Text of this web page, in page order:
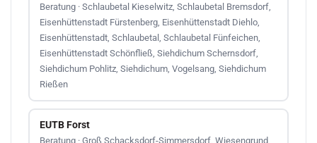
Beratung · Schlaubetal Kieselwitz, Schlaubetal Bremsdorf,
Eisenhüttenstadt Fürstenberg, Eisenhüttenstadt Diehlo,
Eisenhüttenstadt, Schlaubetal, Schlaubetal Fünfeichen,
Eisenhüttenstadt Schönfließ, Siehdichum Schernsdorf,
Siehdichum Pohlitz, Siehdichum, Vogelsang, Siehdichum
Rießen
EUTB Forst
Beratung · Groß Schacksdorf-Simmersdorf, Wiesengrund,